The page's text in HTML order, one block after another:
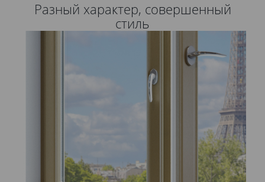
Разный характер, совершенный
стиль